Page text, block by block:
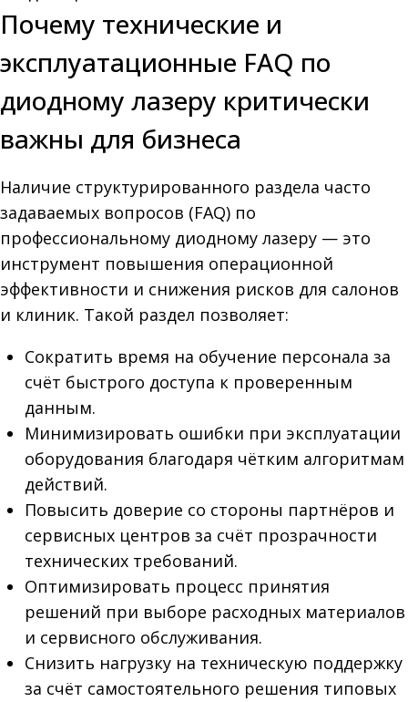
Почему технические и
эксплуатационные FAQ по
диодному лазеру критически
важны для бизнеса
Наличие структурированного раздела часто
задаваемых вопросов (FAQ) по
профессиональному диодному лазеру — это
инструмент повышения операционной
эффективности и снижения рисков для салонов
и клиник. Такой раздел позволяет:
Сократить время на обучение персонала за
счёт быстрого доступа к проверенным
данным.
Минимизировать ошибки при эксплуатации
оборудования благодаря чётким алгоритмам
действий.
Повысить доверие со стороны партнёров и
сервисных центров за счёт прозрачности
технических требований.
Оптимизировать процесс принятия
решений при выборе расходных материалов
и сервисного обслуживания.
Снизить нагрузку на техническую поддержку
за счёт самостоятельного решения типовых